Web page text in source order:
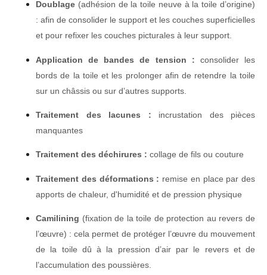
Doublage (adhésion de la toile neuve à la toile d’origine)
: afin de consolider le support et les couches superficielles
et pour refixer les couches picturales à leur support.
Application de bandes de tension : consolider les
bords de la toile et les prolonger afin de retendre la toile
sur un châssis ou sur d’autres supports.
Traitement des lacunes : incrustation des pièces
manquantes
Traitement des déchirures : collage de fils ou couture
Traitement des déformations : remise en place par des
apports de chaleur, d'humidité et de pression physique
Camilining (fixation de la toile de protection au revers de
l’œuvre) : cela permet de protéger l’œuvre du mouvement
de la toile dû à la pression d’air par le revers et de
l’accumulation des poussières.